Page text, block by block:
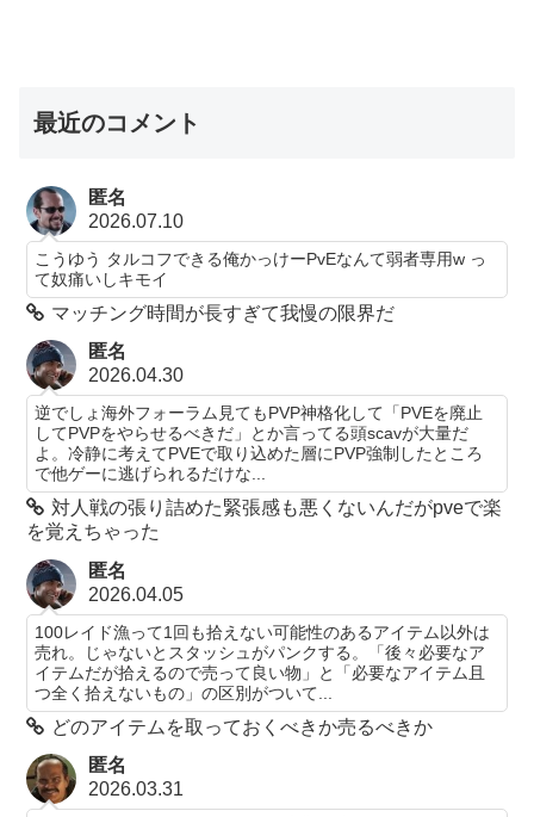
最近のコメント
匿名
2026.07.10
こうゆう タルコフできる俺かっけーPvEなんて弱者専用w っ
て奴痛いしキモイ
マッチング時間が長すぎて我慢の限界だ
匿名
2026.04.30
逆でしょ海外フォーラム見てもPVP神格化して「PVEを廃止
してPVPをやらせるべきだ」とか言ってる頭scavが大量だ
よ。冷静に考えてPVEで取り込めた層にPVP強制したところ
で他ゲーに逃げられるだけな...
対人戦の張り詰めた緊張感も悪くないんだがpveで楽
を覚えちゃった
匿名
2026.04.05
100レイド漁って1回も拾えない可能性のあるアイテム以外は
売れ。じゃないとスタッシュがパンクする。「後々必要なア
イテムだが拾えるので売って良い物」と「必要なアイテム且
つ全く拾えないもの」の区別がついて...
どのアイテムを取っておくべきか売るべきか
匿名
2026.03.31